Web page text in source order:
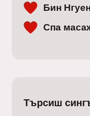
Бин
Спа
Търсиш